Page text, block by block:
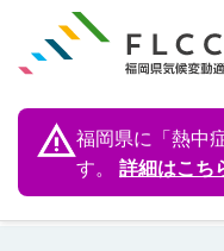
福岡県に「熱中
す。 詳細はこち